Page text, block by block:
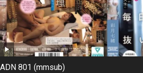
ADN 801 (mmsub)